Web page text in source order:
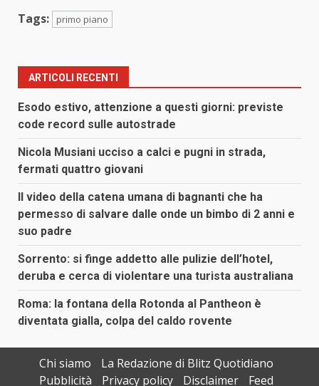
Tags: primo piano
ARTICOLI RECENTI
Esodo estivo, attenzione a questi giorni: previste
code record sulle autostrade
Nicola Musiani ucciso a calci e pugni in strada,
fermati quattro giovani
Il video della catena umana di bagnanti che ha
permesso di salvare dalle onde un bimbo di 2 anni e
suo padre
Sorrento: si finge addetto alle pulizie dell’hotel,
deruba e cerca di violentare una turista australiana
Roma: la fontana della Rotonda al Pantheon è
diventata gialla, colpa del caldo rovente
Chi siamo
La Redazione di Blitz Quotidiano
Pubblicità
Privacy policy Disclaimer Feed